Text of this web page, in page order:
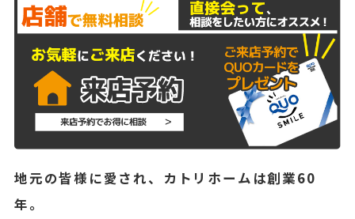
地元の皆様に愛され、カトリホームは創業60
年。